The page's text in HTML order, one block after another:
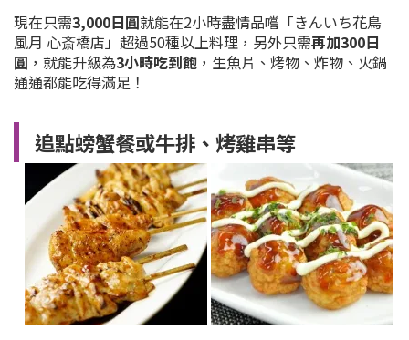
現在只需3,000日圓就能在2小時盡情品嚐「きんいち花鳥
風月 心斎橋店」超過50種以上料理，另外只需再加300日
圓 ，就能升級為3小時吃到飽 ，生魚片、烤物、炸物、火鍋
通通都能吃得滿足！
追點螃蟹餐或牛排、烤雞串等